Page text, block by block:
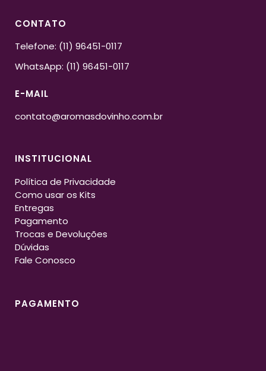
CONTATO
Telefone: (11) 96451-0117
WhatsApp: (11) 96451-0117
E-MAIL
contato@aromasdovinho.com.br
INSTITUCIONAL
Política de Privacidade
Como usar os Kits
Entregas
Pagamento
Trocas e Devoluções
Dúvidas
Fale Conosco
PAGAMENTO